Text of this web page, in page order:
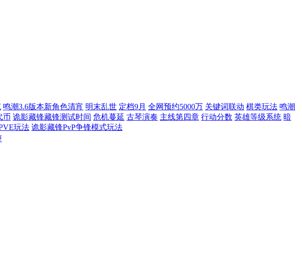
鸣潮3.6版本新角色清宵 明末乱世 定档9月 全网预约5000万 关键词联动 棋类玩法 鸣潮
币 诡影藏锋藏锋测试时间 危机蔓延 古琴演奏 主线第四章 行动分数 英雄等级系统 暗
玩法 诡影藏锋PvP争锋模式玩法